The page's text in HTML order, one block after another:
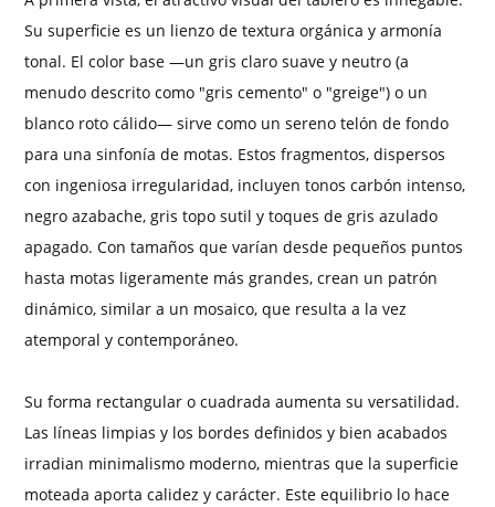
Su superficie es un lienzo de textura orgánica y armonía
tonal. El color base —un gris claro suave y neutro (a
menudo descrito como "gris cemento" o "greige") o un
blanco roto cálido— sirve como un sereno telón de fondo
para una sinfonía de motas. Estos fragmentos, dispersos
con ingeniosa irregularidad, incluyen tonos carbón intenso,
negro azabache, gris topo sutil y toques de gris azulado
apagado. Con tamaños que varían desde pequeños puntos
hasta motas ligeramente más grandes, crean un patrón
dinámico, similar a un mosaico, que resulta a la vez
atemporal y contemporáneo.
Su forma rectangular o cuadrada aumenta su versatilidad.
Las líneas limpias y los bordes definidos y bien acabados
irradian minimalismo moderno, mientras que la superficie
moteada aporta calidez y carácter. Este equilibrio lo hace